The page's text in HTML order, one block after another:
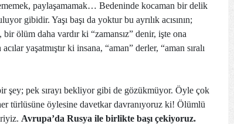
paylaşamamak… Bedeninde kocaman bir delik
gibidir. Yaşı başı da yoktur bu ayrılık acısının;
ölüm daha vardır ki “zamansız” denir, işte ona
yaşatmıştır ki insana, “aman” derler, “aman sıralı
şey; pek sırayı bekliyor gibi de gözükmüyor. Öyle çok
türlüsüne öylesine davetkar davranıyoruz ki! Ölümlü
Avrupa’da Rusya ile birlikte başı çekiyoruz.